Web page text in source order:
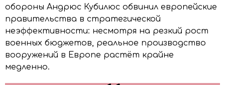
обороны Андрюс Кубилюс обвинил европейские
правительства в стратегической
неэффективности: несмотря на резкий рост
военных бюджетов, реальное производство
вооружений в Европе растёт крайне
медленно.